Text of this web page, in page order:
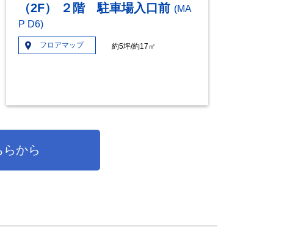
（2F） ２階 駐車場入口前 (MA
P D6)
フロアマップ 約5坪/約17㎡
から